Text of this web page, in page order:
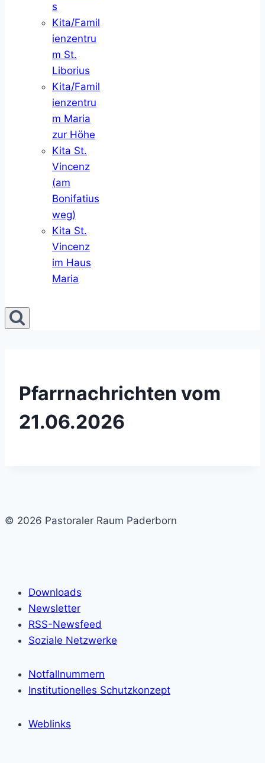
s
Kita/Famil
ienzentru
m St.
Liborius
Kita/Famil
ienzentru
m Maria
zur Höhe
Kita St.
Vincenz
(am
Bonifatius
weg)
Kita St.
Vincenz
im Haus
Maria
Pfarrnachrichten vom
21.06.2026
© 2026 Pastoraler Raum Paderborn
Downloads
Newsletter
RSS-Newsfeed
Soziale Netzwerke
Notfallnummern
Institutionelles Schutzkonzept
Weblinks